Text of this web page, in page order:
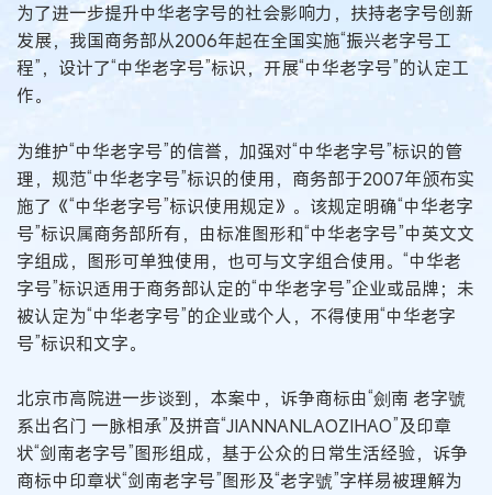
为了进一步提升中华老字号的社会影响力，扶持老字号创新
发展，我国商务部从2006年起在全国实施“振兴老字号工
程”，设计了“中华老字号”标识，开展“中华老字号”的认定工
作。
为维护“中华老字号”的信誉，加强对“中华老字号”标识的管
理，规范“中华老字号”标识的使用，商务部于2007年颁布实
施了《“中华老字号”标识使用规定》。该规定明确“中华老字
号”标识属商务部所有，由标准图形和“中华老字号”中英文文
字组成，图形可单独使用，也可与文字组合使用。“中华老
字号”标识适用于商务部认定的“中华老字号”企业或品牌；未
被认定为“中华老字号”的企业或个人，不得使用“中华老字
号”标识和文字。
北京市高院进一步谈到，本案中，诉争商标由“劍南 老字號
系出名门 一脉相承”及拼音“JIANNANLAOZIHAO”及印章
状“剑南老字号”图形组成，基于公众的日常生活经验，诉争
商标中印章状“剑南老字号”图形及“老字號”字样易被理解为